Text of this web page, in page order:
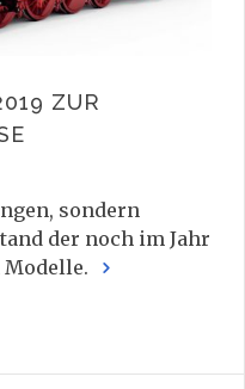
ZUR
sondern
der noch im Jahr
Modelle.